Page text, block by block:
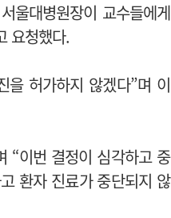
울대병원장이 교수들에게
요청했다.
을 허가하지 않겠다”며 이
“이번 결정이 심각하고 중
환자 진료가 중단되지 않